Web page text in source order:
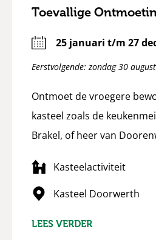
Toevallige
25 januari t/m 27
Eerstvolgende: zondag 30
Ontmoet de vroegere
kasteel zoals de
Brakel, of heer van
Kasteelactiviteit
Kasteel Doorwerth
LEES VERDER